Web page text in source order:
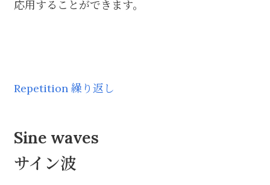
応用することができます。
Repetition 繰り返し
Sine waves
サイン波